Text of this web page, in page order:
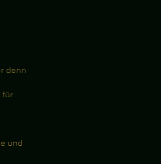
denn
für
und